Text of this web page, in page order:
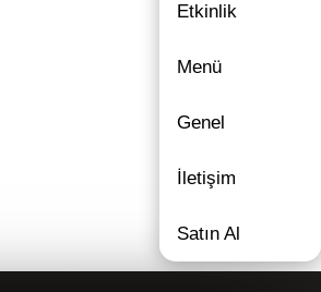
Etkinlik
Menü
Genel
İletişim
Satın Al